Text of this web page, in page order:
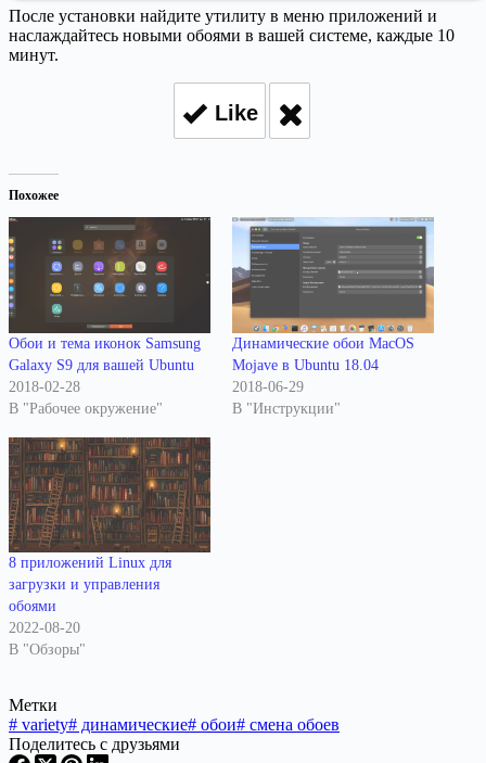
После установки найдите утилиту в меню приложений и
наслаждайтесь новыми обоями в вашей системе, каждые 10
минут.
Like
Похожее
Обои и тема иконок Samsung
Galaxy S9 для вашей Ubuntu
2018-02-28
В "Рабочее окружение"
Динамические обои MacOS
Mojave в Ubuntu 18.04
2018-06-29
В "Инструкции"
8 приложений Linux для
загрузки и управления
обоями
2022-08-20
В "Обзоры"
Метки
# variety# динамические# обои# смена обоев
Поделитесь с друзьями